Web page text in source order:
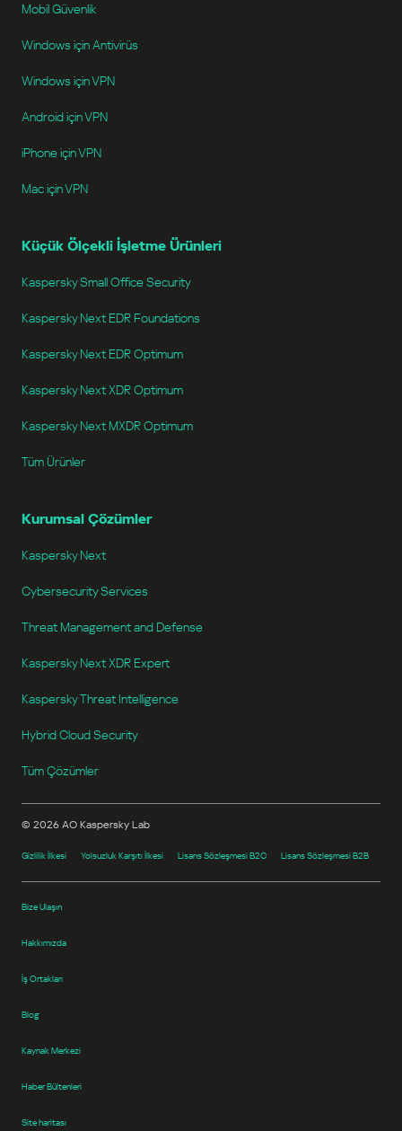
Mobil Güvenlik
Windows için Antivirüs
Windows için VPN
Android için VPN
iPhone için VPN
Mac için VPN
Küçük Ölçekli İşletme Ürünleri
Kaspersky Small Office Security
Kaspersky Next EDR Foundations
Kaspersky Next EDR Optimum
Kaspersky Next XDR Optimum
Kaspersky Next MXDR Optimum
Tüm Ürünler
Kurumsal Çözümler
Kaspersky Next
Cybersecurity Services
Threat Management and Defense
Kaspersky Next XDR Expert
Kaspersky Threat Intelligence
Hybrid Cloud Security
Tüm Çözümler
© 2026 AO Kaspersky Lab
Gizlilik İlkesi Yolsuzluk Karşıtı İlkesi Lisans Sözleşmesi B2C Lisans Sözleşmesi B2B
Bize Ulaşın
Hakkımızda
İş Ortakları
Blog
Kaynak Merkezi
Haber Bültenleri
Site haritası